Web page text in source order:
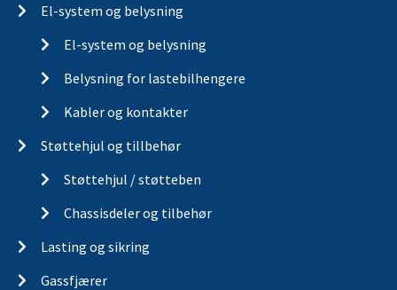
El-system og belysning
El-system og belysning
Belysning for lastebilhengere
Kabler og kontakter
Støttehjul og tillbehør
Støttehjul / støtteben
Chassisdeler og tilbehør
Lasting og sikring
Gassfjærer